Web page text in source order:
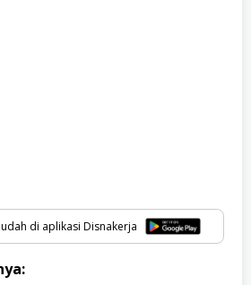
di aplikasi Disnakerja